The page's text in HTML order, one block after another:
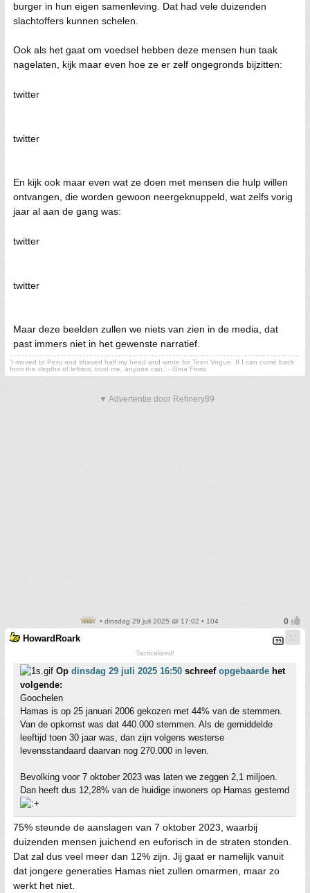
burger in hun eigen samenleving. Dat had vele duizenden
slachtoffers kunnen schelen.
Ook als het gaat om voedsel hebben deze mensen hun taak
nagelaten, kijk maar even hoe ze er zelf ongegronds bijzitten:
twitter
twitter
En kijk ook maar even wat ze doen met mensen die hulp willen
ontvangen, die worden gewoon neergeknuppeld, wat zelfs vorig
jaar al aan de gang was:
twitter
twitter
Maar deze beelden zullen we niets van zien in de media, dat
past immers niet in het gewenste narratief.
'I moved to Peru and shaved half my head and wrote for Teen Vogue. If I can come back
from the depths of leftism, trust me, anyone can.' - Gina Florio
▼ Advertentie door Refinery89
• dinsdag 29 juli 2025 @ 17:02 • 104
HowardRoark
Tacticalized!
Op dinsdag 29 juli 2025 16:50 schreef opgebaarde het
volgende:
Goochelen
Hamas is op 25 januari 2006 gekozen met 44% van de stemmen.
Van de opkomst was dat 440.000 stemmen. Als de gemiddelde
leeftijd toen 30 jaar was, dan zijn volgens westerse
levensstandaard daarvan nog 270.000 in leven.
Bevolking voor 7 oktober 2023 was laten we zeggen 2,1 miljoen.
Dan heeft dus 12,28% van de huidige inwoners op Hamas gestemd
75% steunde de aanslagen van 7 oktober 2023, waarbij
duizenden mensen juichend en euforisch in de straten stonden.
Dat zal dus veel meer dan 12% zijn. Jij gaat er namelijk vanuit
dat jongere generaties Hamas niet zullen omarmen, maar zo
werkt het niet.